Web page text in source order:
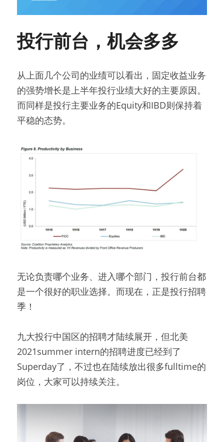
投行前台，机会多多
从上面几个公司的业绩可以看出，固定收益业务
的强势增长是上半年投行业绩大好的主要原因。
而同样是投行主要业务的Equity和IBD则保持着
平稳的态势。
无论负责哪个业务、进入哪个部门，投行前台都
是一个很好的职业选择。而现在，正是投行招聘
季！
九大投行中国区的招聘才陆续展开，但北美
2021summer intern的招聘进度已经到了
Superday了，不过也在陆续放出很多fulltime的
岗位，大家可以持续关注。